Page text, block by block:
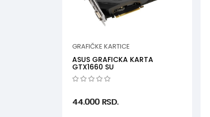
GRAFIČKE KARTICE
ASUS GRAFICKA KARTA
GTX1660 SU
44.000RSD.